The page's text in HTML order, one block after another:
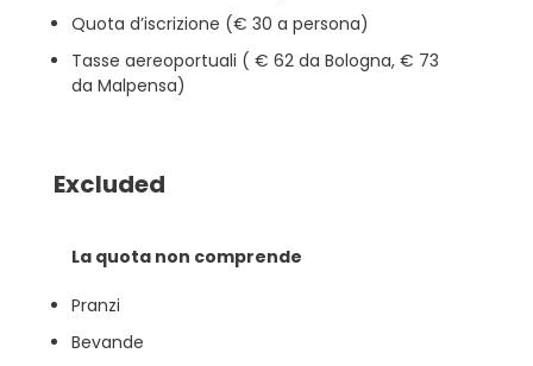
Quota d’iscrizione (€ 30 a persona)
Tasse aereoportuali ( € 62 da Bologna, € 73
da Malpensa)
Excluded
La quota non comprende
Pranzi
Bevande